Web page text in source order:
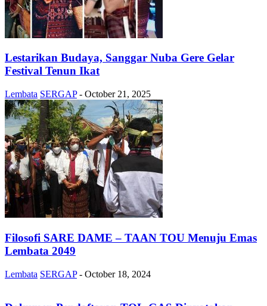
Lestarikan Budaya, Sanggar Nuba Gere Gelar
Festival Tenun Ikat
Lembata SERGAP - October 21, 2025
Filosofi SARE DAME – TAAN TOU Menuju Emas
Lembata 2049
Lembata SERGAP - October 18, 2024